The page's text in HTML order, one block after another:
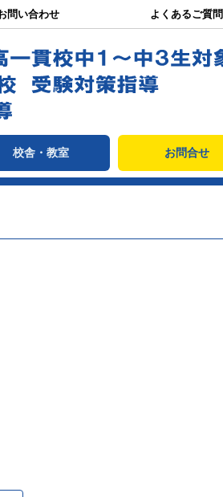
問い合わせ よくあるご質問
校舎・教室 お問合せ